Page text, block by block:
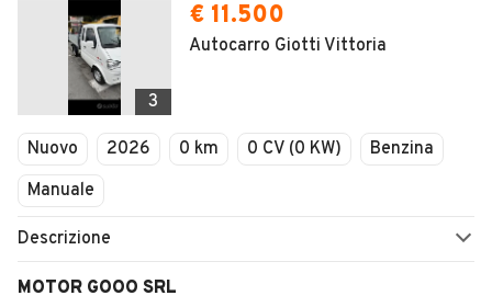
3
€ 11.500
Autocarro Giotti Vittoria
Nuovo 2026 0 km 0 CV (0 KW)
Benzina
Manuale
Descrizione
MOTOR GOOO SRL